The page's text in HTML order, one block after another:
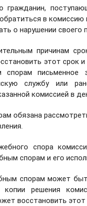
гражданин,
в
о нарушении своего
причинам
этот срок
письменное
службу или
комиссией в
обязана
спора
спорам и его
спорам может
решения
восстановить